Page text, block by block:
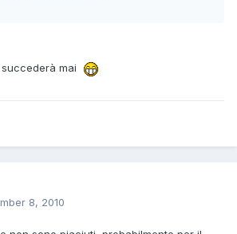
mai
8, 2010